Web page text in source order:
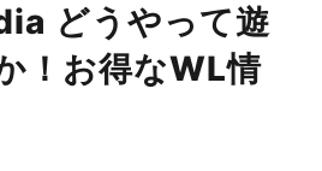
どうやって遊
！お得なWL情